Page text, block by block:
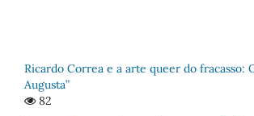
Ricardo Correa e a arte queer do fracasso:
Augusta”
82